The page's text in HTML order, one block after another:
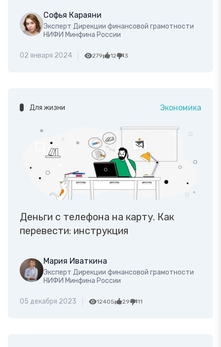
Софья Караяни
Эксперт Дирекции финансовой грамотности
НИФИ Минфина России
02 января 2024 279 12 3
Для жизни Экономика
Деньги с телефона на карту. Как
перевести: инструкция
Мария Иваткина
Эксперт Дирекции финансовой грамотности
НИФИ Минфина России
05 декабря 2023 12405 29 11